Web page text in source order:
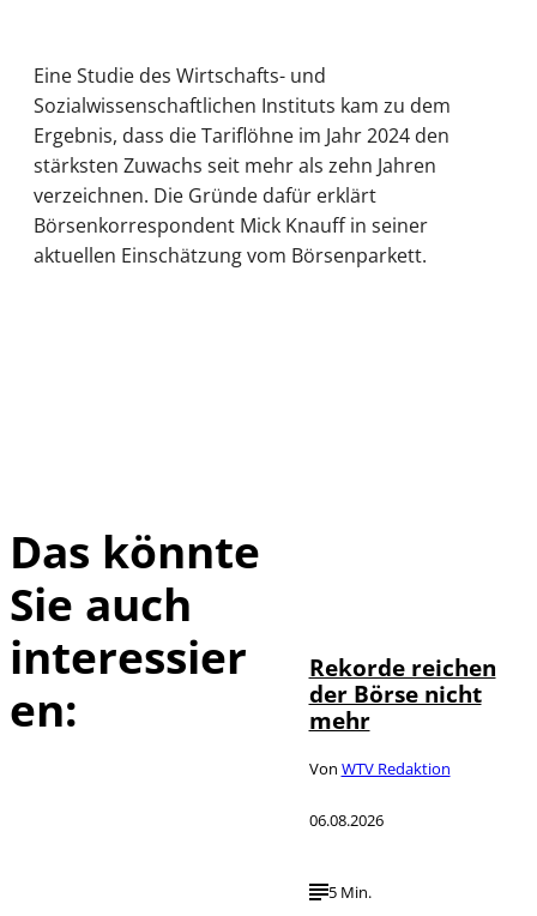
Eine Studie des Wirtschafts- und
Sozialwissenschaftlichen Instituts kam zu dem
Ergebnis, dass die Tariflöhne im Jahr 2024 den
stärksten Zuwachs seit mehr als zehn Jahren
verzeichnen. Die Gründe dafür erklärt
Börsenkorrespondent Mick Knauff in seiner
aktuellen Einschätzung vom Börsenparkett.
Das könnte
Sie auch
interessier
en:
Rekorde reichen
der Börse nicht
mehr
Von WTV Redaktion
06.08.2026
5 Min.